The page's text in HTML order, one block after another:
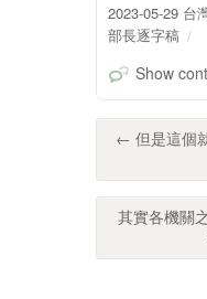
2023-05-29 台
部長逐字稿
Show
← 但是這個
其實各機關